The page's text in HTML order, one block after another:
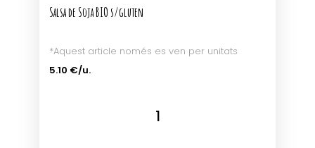
Salsa de Soja BIO s/gluten
*Aquest article només es ven per unitats
5.10 €/u.